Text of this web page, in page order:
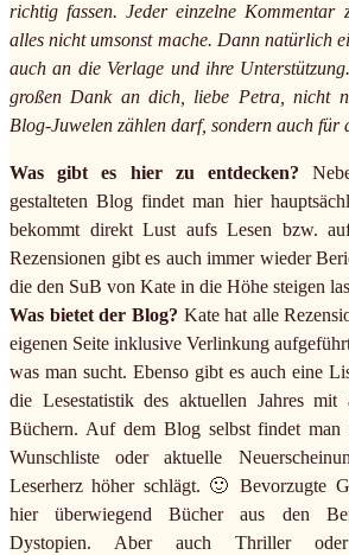
richtig fassen. Jeder einzelne Kommentar
alles nicht umsonst mache. Dann natürlich
auch an die Verlage und ihre
großen Dank an dich, liebe Petra, nicht
Blog-Juwelen zählen darf, sondern auch für
Was gibt es hier zu entdecken?
gestalteten Blog findet man hier
bekommt direkt Lust aufs Lesen bzw.
Rezensionen gibt es auch immer wieder
die den SuB von Kate in die Höhe steigen
Was bietet der Blog? Kate hat alle
eigenen Seite inklusive Verlinkung
was man sucht. Ebenso gibt es auch eine
die Lesestatistik des aktuellen Jahres mit
Büchern. Auf dem Blog selbst findet man
Wunschliste oder aktuelle
Leserherz höher schlägt. 🙂 Bevorzugte
hier überwiegend Bücher aus den
Dystopien. Aber auch Thriller